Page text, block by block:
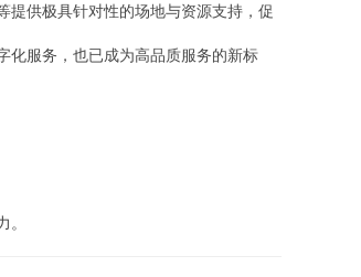
提供极具针对性的场地与资源支持，促
化服务，也已成为高品质服务的新标